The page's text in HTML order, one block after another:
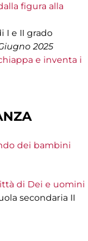
figura alla
I e II grado
2025
e inventa i
dei bambini
di Dei e uomini
secondaria II